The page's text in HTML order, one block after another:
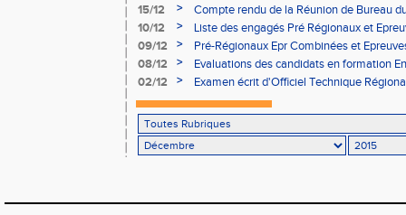
15/12
>
Compte rendu de la Réunion de Bureau
10/12
>
Liste des engagés Pré Régionaux et
Décembre à Lyon
09/12 >
Pré-Régionaux Epr Combinées et
Lyon
08/12 >
Evaluations des candidats en formation
Voiron
02/12 > Examen écrit d'Officiel Technique